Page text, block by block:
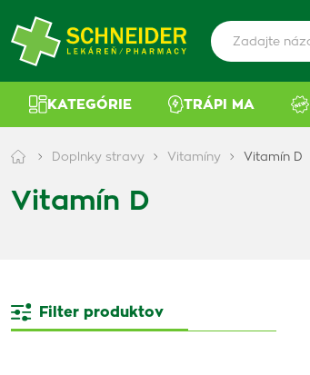
KATEGÓRIE TRÁPI MA
Doplnky stravy Vitamíny Vitamín D
Vitamín D
Filter produktov